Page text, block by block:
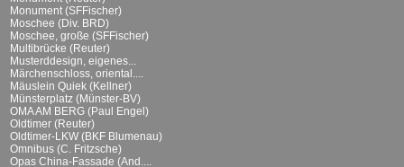
Monument (SFFischer)
Moschee (Div. BRD)
Moschee, große (SFFischer)
Multibrücke (Reuter)
Musterddesign, eigenes...
Märchenschloss, oriental....
Mäuslein Quiek (Kellner)
Münsterplatz (Münster-BV)
OMA AM BERG (Paul Engel)
Oldtimer (Reuter)
Oldtimer-LKW (BKF Blumenau)
Omnibus (C. Fritzsche)
Opas China-Fassade (And....